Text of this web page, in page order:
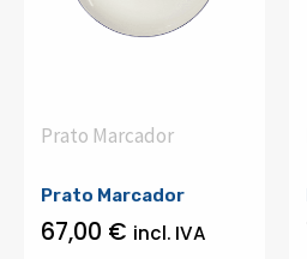
Prato Marcador
Prato Marcador
67,00 € incl. IVA